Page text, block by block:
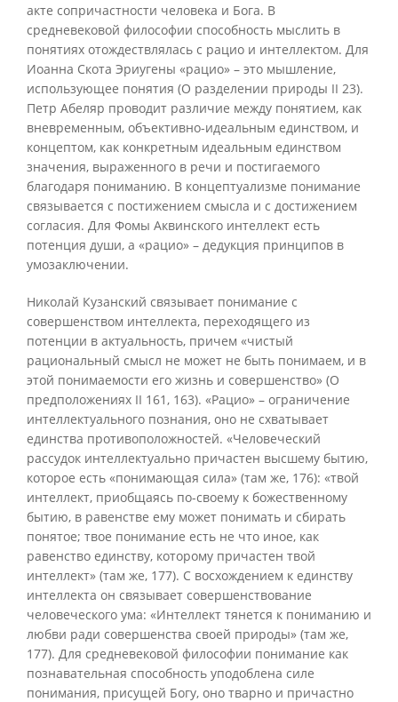
акте сопричастности человека и Бога. В
средневековой философии способность мыслить в
понятиях отождествлялась с рацио и интеллектом. Для
Иоанна Скота Эриугены «рацио» – это мышление,
использующее понятия (О разделении природы II 23).
Петр Абеляр проводит различие между понятием, как
вневременным, объективно-идеальным единством, и
концептом, как конкретным идеальным единством
значения, выраженного в речи и постигаемого
благодаря пониманию. В концептуализме понимание
связывается с постижением смысла и с достижением
согласия. Для Фомы Аквинского интеллект есть
потенция души, а «рацио» – дедукция принципов в
умозаключении.
Николай Кузанский связывает понимание с
совершенством интеллекта, переходящего из
потенции в актуальность, причем «чистый
рациональный смысл не может не быть понимаем, и в
этой понимаемости его жизнь и совершенство» (О
предположениях II 161, 163). «Рацио» – ограничение
интеллектуального познания, оно не схватывает
единства противоположностей. «Человеческий
рассудок интеллектуально причастен высшему бытию,
которое есть «понимающая сила» (там же, 176): «твой
интеллект, приобщаясь по-своему к божественному
бытию, в равенстве ему может понимать и сбирать
понятое; твое понимание есть не что иное, как
равенство единству, которому причастен твой
интеллект» (там же, 177). С восхождением к единству
интеллекта он связывает совершенствование
человеческого ума: «Интеллект тянется к пониманию и
любви ради совершенства своей природы» (там же,
177). Для средневековой философии понимание как
познавательная способность уподоблена силе
понимания, присущей Богу, оно тварно и причастно